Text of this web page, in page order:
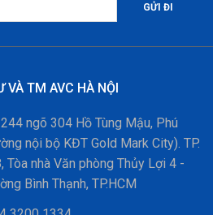
TM AVC HÀ NỘI
ngõ 304 Hồ Tùng Mậu, Phú
nội bộ KĐT Gold Mark City). TP.
Tòa nhà Văn phòng Thủy Lợi 4 -
Bình Thạnh, TP.HCM